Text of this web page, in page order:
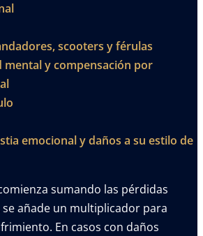
scooters y férulas
mental y compensación por
emocional y daños a su estilo de
sumando las pérdidas
se añade un multiplicador para
En casos con daños